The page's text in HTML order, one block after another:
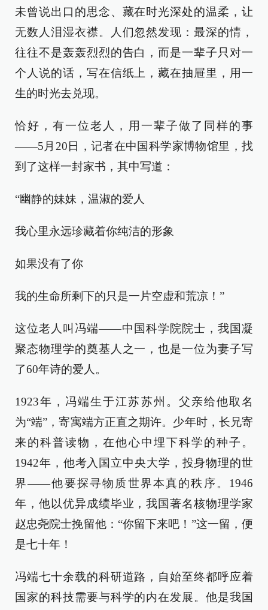
未曾说出口的思念、藏在时光深处的温柔，让
无数人泪湿衣襟。人们忽然发现：最深的情，
往往不是轰轰烈烈的告白，而是一辈子只对一
个人说的话，写在信纸上，藏在抽屉里，用一
生的时光去兑现。
恰好，有一位老人，用一辈子做了同样的事
——5月20日，记者在中国科学家博物馆里，找
到了这样一封家书，其中写道：
“幽静的妹妹，温淑的爱人
我心里永远珍藏着你纯洁的形象
如果没有了你
我的生命所剩下的只是一片空虚和荒凉！”
这位老人叫冯端——中国科学院院士，我国凝
聚态物理学的奠基人之一，也是一位为妻子写
了60年诗的爱人。
1923年，冯端生于江苏苏州。父亲给他取名
为“端”，寄寓端方正直之期许。少年时，长兄寄
来的科普读物，在他心中埋下科学的种子。
1942年，他考入国立中央大学，投身物理的世
界——他要探寻物质世界本真的秩序。1946
年，他以优异成绩毕业，我国著名核物理学家
赵忠尧院士挽留他：“你留下来吧！”这一留，便
是七十年！
冯端七十余载的科研道路，自始至终都呼应着
国家的科技需要与科学的内在发展。他是我国